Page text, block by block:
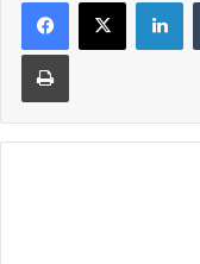
e
b
o
o
er l
Print